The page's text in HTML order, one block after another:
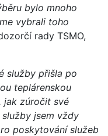
bylo mnoho
vybrali toho
rady TSMO,
služby přišla po
teplárenskou
jak zúročit své
jsem vždy
poskytování služeb